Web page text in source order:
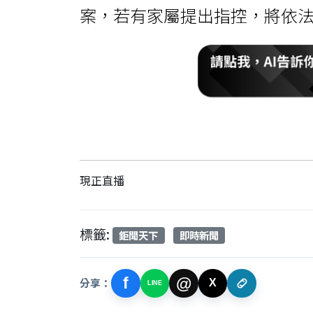
案，若有家屬提出指控，將依
現正直播
標籤: 鉅聞天下 即時新聞
分享： f LINE @ X